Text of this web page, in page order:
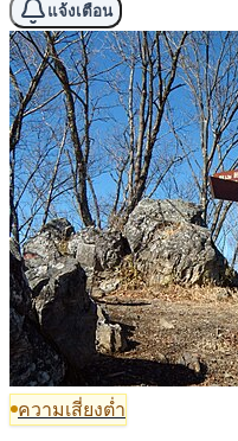
แจ้งเตือน
ความเสี่ยงต่ำ